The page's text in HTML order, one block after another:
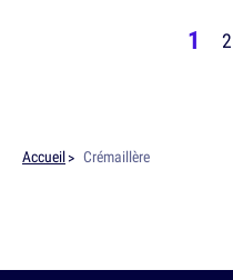
1 2
Accueil Crémaillère